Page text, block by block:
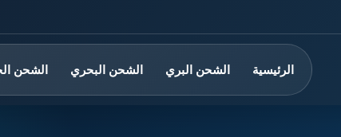
الرئيسية الشحن البري الشحن البحري الشحن